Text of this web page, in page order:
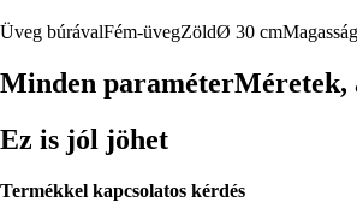
Üveg búrávalFém-üvegZöldØ 30 cm
Minden paraméterMéretek,
Ez is jól jöhet
Termékkel kapcsolatos kérdés